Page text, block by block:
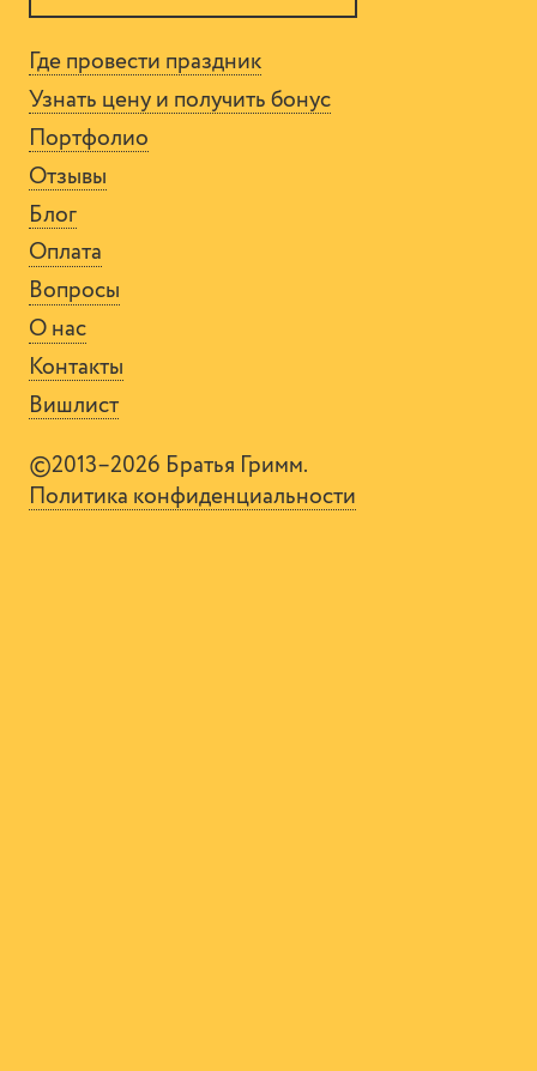
Где провести праздник
Узнать цену и получить бонус
Портфолио
Отзывы
Блог
Оплата
Вопросы
О нас
Контакты
Вишлист
©2013–2026 Братья Гримм.
Политика конфиденциальности